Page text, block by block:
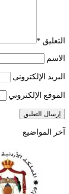
*
الإلكتروني
الإلكتروني
المواضيع